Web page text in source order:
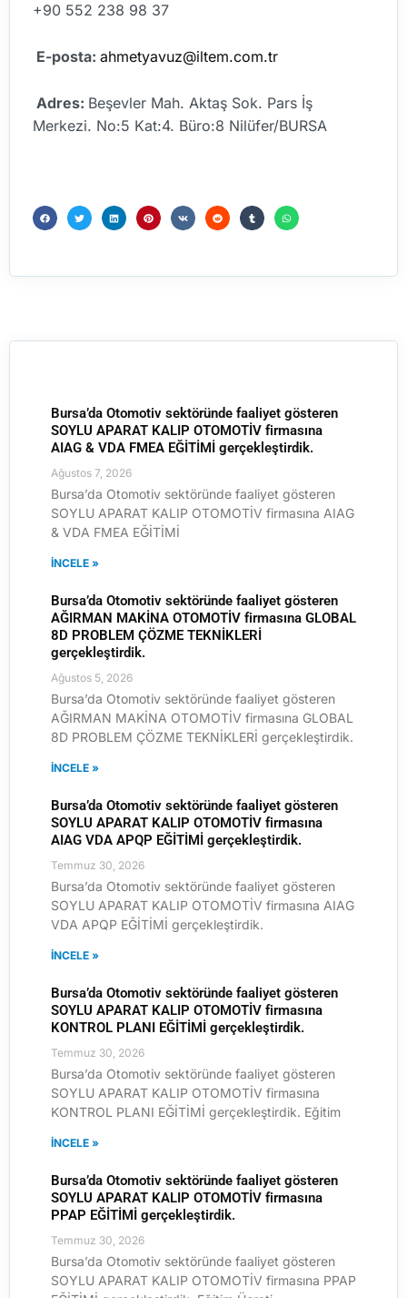
+90 552 238 98 37
E-posta: ahmetyavuz@iltem.com.tr
Adres: Beşevler Mah. Aktaş Sok. Pars İş
Merkezi. No:5 Kat:4. Büro:8 Nilüfer/BURSA
Bursa’da Otomotiv sektöründe faaliyet gösteren
SOYLU APARAT KALIP OTOMOTİV firmasına
AIAG & VDA FMEA EĞİTİMİ gerçekleştirdik.
Ağustos 7, 2026
Bursa’da Otomotiv sektöründe faaliyet gösteren
SOYLU APARAT KALIP OTOMOTİV firmasına AIAG
& VDA FMEA EĞİTİMİ
İNCELE »
Bursa’da Otomotiv sektöründe faaliyet gösteren
AĞIRMAN MAKİNA OTOMOTİV firmasına GLOBAL
8D PROBLEM ÇÖZME TEKNİKLERİ
gerçekleştirdik.
Ağustos 5, 2026
Bursa’da Otomotiv sektöründe faaliyet gösteren
AĞIRMAN MAKİNA OTOMOTİV firmasına GLOBAL
8D PROBLEM ÇÖZME TEKNİKLERİ gerçekleştirdik.
İNCELE »
Bursa’da Otomotiv sektöründe faaliyet gösteren
SOYLU APARAT KALIP OTOMOTİV firmasına
AIAG VDA APQP EĞİTİMİ gerçekleştirdik.
Temmuz 30, 2026
Bursa’da Otomotiv sektöründe faaliyet gösteren
SOYLU APARAT KALIP OTOMOTİV firmasına AIAG
VDA APQP EĞİTİMİ gerçekleştirdik.
İNCELE »
Bursa’da Otomotiv sektöründe faaliyet gösteren
SOYLU APARAT KALIP OTOMOTİV firmasına
KONTROL PLANI EĞİTİMİ gerçekleştirdik.
Temmuz 30, 2026
Bursa’da Otomotiv sektöründe faaliyet gösteren
SOYLU APARAT KALIP OTOMOTİV firmasına
KONTROL PLANI EĞİTİMİ gerçekleştirdik. Eğitim
İNCELE »
Bursa’da Otomotiv sektöründe faaliyet gösteren
SOYLU APARAT KALIP OTOMOTİV firmasına
PPAP EĞİTİMİ gerçekleştirdik.
Temmuz 30, 2026
Bursa’da Otomotiv sektöründe faaliyet gösteren
SOYLU APARAT KALIP OTOMOTİV firmasına PPAP